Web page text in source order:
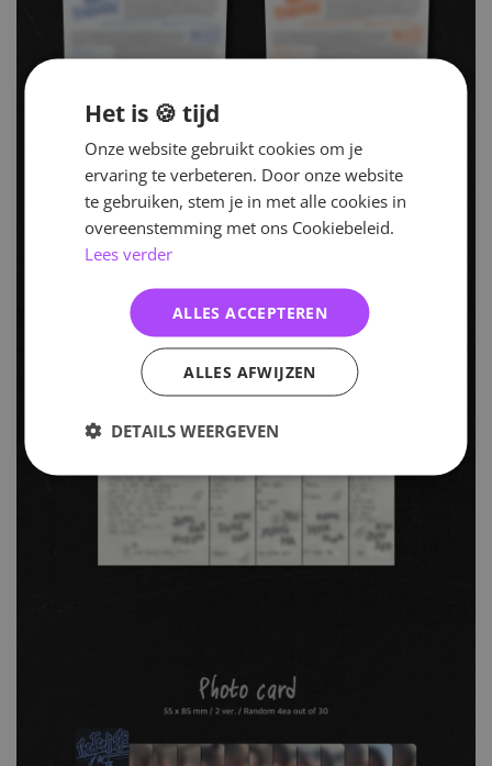
Het is 🍪 tijd
Onze website gebruikt cookies om je
ervaring te verbeteren. Door onze website
te gebruiken, stem je in met alle cookies in
overeenstemming met ons Cookiebeleid.
Lees verder
ALLES ACCEPTEREN
ALLES AFWIJZEN
DETAILS WEERGEVEN